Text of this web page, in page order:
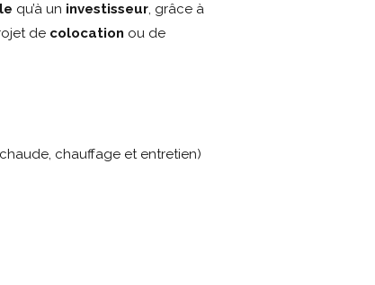
qu’à un investisseur, grâce à
de colocation ou de
chauffage et entretien)